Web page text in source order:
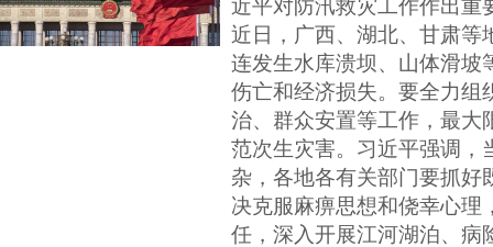
近平对防汛救灾工作作出重
近日，广西、湖北、甘肃等
连发生水库溃坝、山体滑坡
伤亡和经济损失。要全力组
治、群众安置等工作，最大
范次生灾害。习近平强调，
杂，各地各有关部门要抓好
决克服麻痹思想和侥幸心理
任，深入开展江河湖泊、病